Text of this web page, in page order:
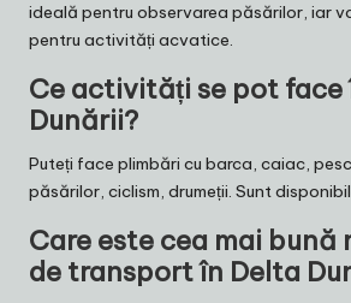
ideală pentru observarea păsărilor, iar
pentru activități acvatice.
Ce activități se pot face
Dunării?
Puteți face plimbări cu barca, caiac,
păsărilor, ciclism, drumeții. Sunt
Care este cea mai
de transport în Delta